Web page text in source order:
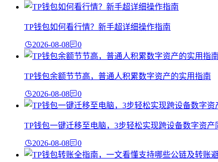
TP钱包如何看行情？新手超详细操作指南
2026-08-08 0
TP钱包余额节节高，普通人积累数字资产的实用指南
2026-08-08 0
TP钱包一键迁移至电脑，3步轻松实现跨设备数字资产
2026-08-08 0